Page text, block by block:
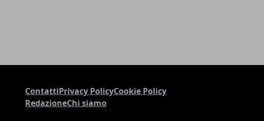
ContattiPrivacy PolicyCookie Policy
RedazioneChi siamo